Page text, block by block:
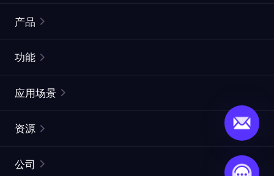
产品
静态住宅代理
网页抓取 API
功能
ISP代理
ProxySite
应用场景
市场研究
资源
公司